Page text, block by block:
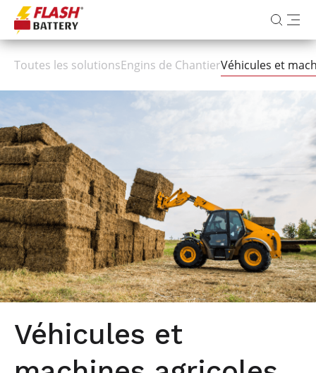
Toutes les solutionsEngins de ChantierVéhicules et
Véhicules et